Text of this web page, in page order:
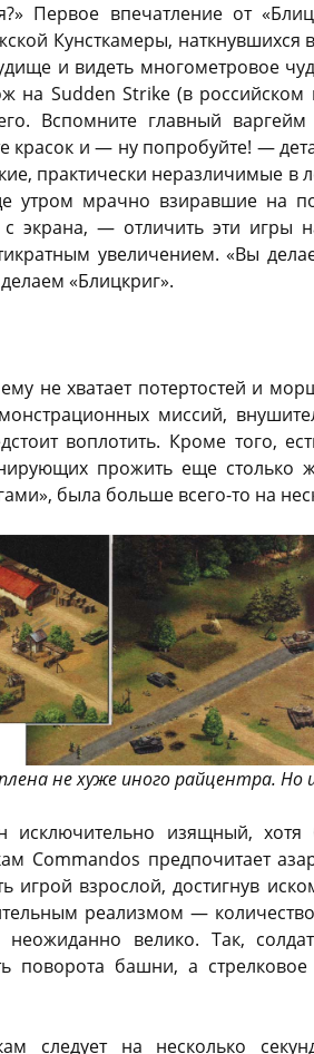
Первое впечатление от
Кунсткамеры, наткнувшихся
и видеть многометровое
на Sudden Strike (в
Вспомните главный
красок и — ну попробуйте! —
практически неразличимые в
утром мрачно взиравшие на
экрана, — отличить эти игры
увеличением. «Вы
«Блицкриг».
не хватает потертостей и
миссий,
воплотить. Кроме того,
прожить еще столько
была больше всего-то на
не хуже иного райцентра.
исключительно изящный,
Commandos предпочитает
игрой взрослой, достигнув
реализмом —
неожиданно велико. Так,
поворота башни, а
следует на несколько